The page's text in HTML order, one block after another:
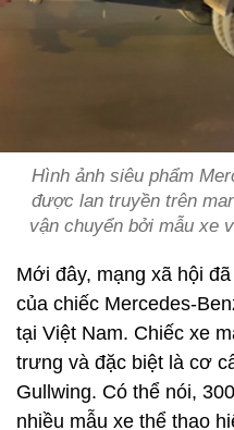
Hình ảnh siêu phẩm
được lan truyền trên
vận chuyển bởi mẫu xe
Mới đây, mạng xã hội
của chiếc Mercedes-
tại Việt Nam. Chiếc xe
trưng và đặc biệt là cơ
Gullwing. Có thể nói,
nhiều mẫu xe thể thao